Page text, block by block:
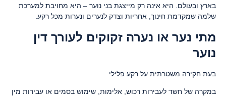
בארץ ובעולם. היא אינה רק מייצגת בני נוער – היא מחויבת למערכת
שלמה שמקדמת חינוך, אחריות וצדק לנערים ונערות מכל רקע.
מתי נער או נערה זקוקים לעורך דין
נוער
בעת חקירה משטרתית על רקע פלילי
במקרה של חשד לעבירות רכוש, אלימות, שימוש בסמים או עבירות מין